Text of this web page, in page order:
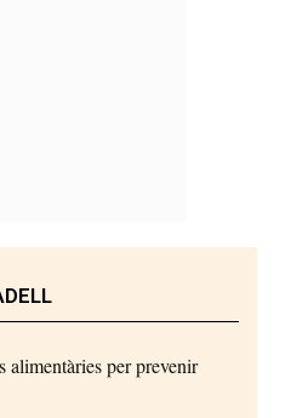
alimentàries per prevenir